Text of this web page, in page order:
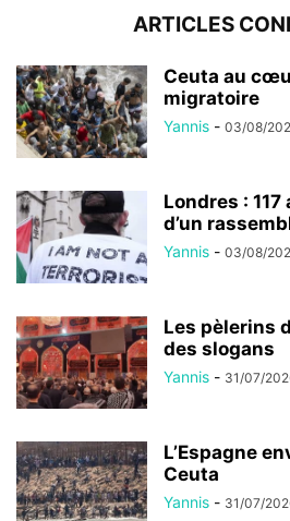
ARTICLES
Ceuta au
migratoire
Yannis - 03/08/
Londres :
d’un
Yannis - 03/08/
Les pèlerins
des slogans
Yannis - 31/07/
L’Espagne
Ceuta
Yannis - 31/07/